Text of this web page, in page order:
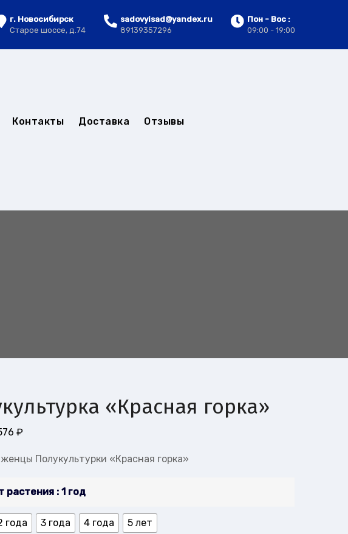
г. Новосибирск
Старое шоссе, д.74
sadovyisad@yandex.ru
89139357296
Пон - Вос :
09:00 - 19:00
Контакты Доставка
Отзывы
«Красная горка»
₽Диапазон
825 ₽
Полукультурки «Красная горка»
растения : 1 год
года 3 года 4 года 5 лет